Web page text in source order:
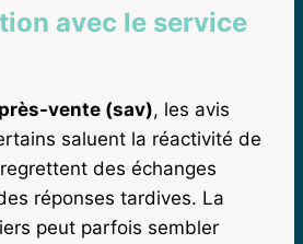
avec le service
vente (sav), les avis
saluent la réactivité de
regrettent des échanges
réponses tardives. La
peut parfois sembler